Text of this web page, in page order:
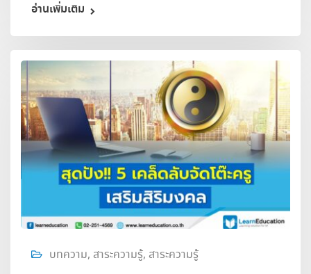
อ่านเพิ่มเติม
บทความ, สาระความรู้, สาระความรู้